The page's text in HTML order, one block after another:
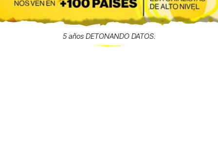
5 años DETONANDO DATOS.